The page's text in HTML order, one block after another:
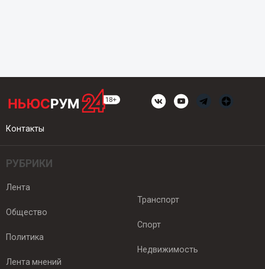
Контакты
РУБРИКИ
Лента
Общество
Политика
Лента мнений
Транспорт
Спорт
Недвижимость